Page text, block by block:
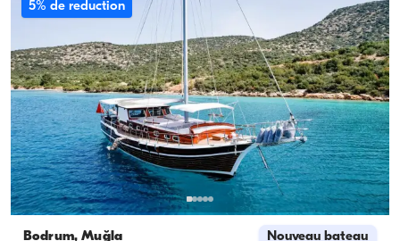
5% de reduction
Bodrum, Muğla Nouveau bateau